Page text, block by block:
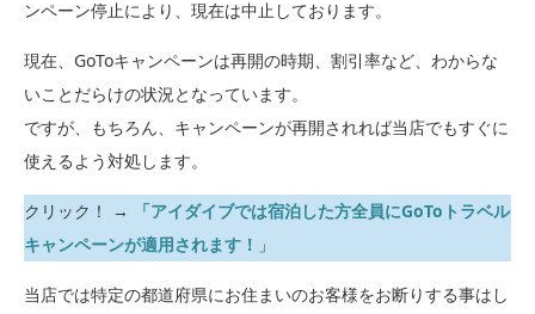
ンペーン停止により、現在は中止しております。
現在、GoToキャンペーンは再開の時期、割引率など、わからな
いことだらけの状況となっています。
ですが、もちろん、キャンペーンが再開されれば当店でもすぐに
使えるよう対処します。
クリック！ →
「アイダイブでは宿泊した方全員にGoToトラベル
キャンペーンが適用されます！ 」
当店では特定の都道府県にお住まいのお客様をお断りする事はし